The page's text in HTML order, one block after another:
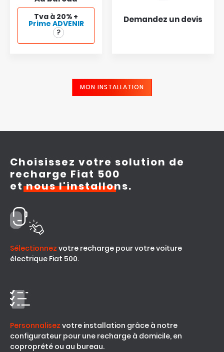
Tva à 20% +
Prime ADVENIR Demandez un devis
MON INSTALLATION
Choisissez votre solution de
recharge Fiat 500
etnous l'installons.
Sélectionnez votre recharge pour votre voiture
électrique Fiat 500.
Personnalisez votre installation grâce à notre
configurateur pour une recharge à domicile, en
coproprété ou au bureau.